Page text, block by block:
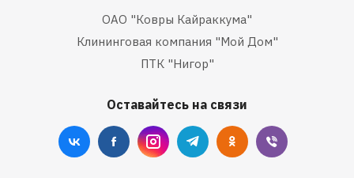
ОАО "Ковры Кайраккума"
Клининговая компания "Мой Дом"
ПТК "Нигор"
Оставайтесь на связи